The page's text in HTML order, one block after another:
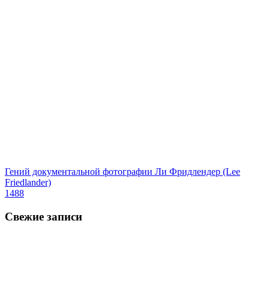
Гений документальной фотографии Ли Фридлендер (Lee
Friedlander)
1488
Свежие записи